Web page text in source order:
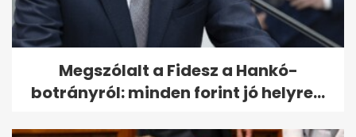
Megszólalt a Fidesz a Hankó-
botrányról: minden forint jó helyre...